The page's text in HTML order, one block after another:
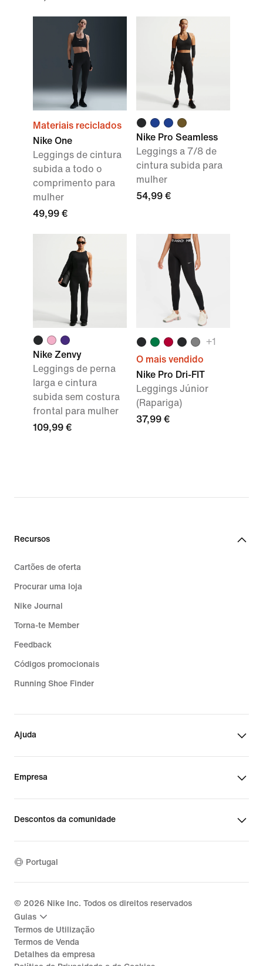
Materiais reciclados
Nike One
Leggings de cintura
subida a todo o
comprimento para
mulher
49,99 €
Nike Pro Seamless
Leggings a 7/8 de
cintura subida para
mulher
54,99 €
Nike Zenvy
Leggings de perna
larga e cintura
subida sem costura
frontal para mulher
109,99 €
+1
O mais vendido
Nike Pro Dri-FIT
Leggings Júnior
(Rapariga)
37,99 €
Recursos
Cartões de oferta
Procurar uma loja
Nike Journal
Torna-te Member
Feedback
Códigos promocionais
Running Shoe Finder
Ajuda
Empresa
Descontos da comunidade
Portugal
© 2026 Nike Inc. Todos os direitos reservados
Guias
Termos de Utilização
Termos de Venda
Detalhes da empresa